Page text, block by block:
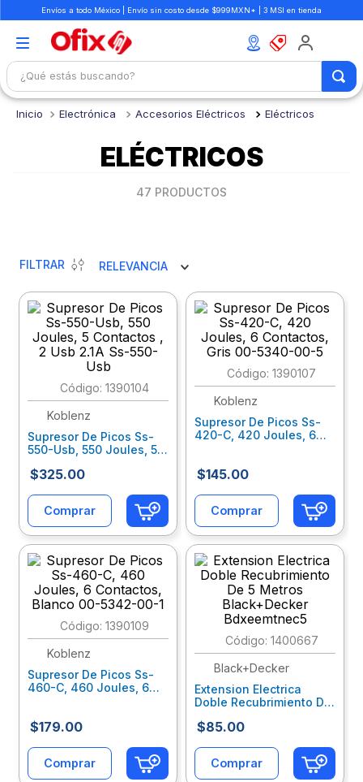
Envíos a todo México | Envío sin costo desde $999MXN* | 3 MSI en tienda
¿Qué estás buscando?
Electrónica Accesorios Eléctricos Eléctricos
ELÉCTRICOS
47 PRODUCTOS
FILTRAR RELEVANCIA
: 1390104
Koblenz
Supresor De Picos Ss-
550-Usb, 550 Joules, 5
Ss-550-Usb
$325.00
Comprar
: 1390107
Koblenz
Supresor De Picos Ss-
420-C, 420 Joules, 6
$145.00
Comprar
: 1390109
Koblenz
Supresor De Picos Ss-
460-C, 460 Joules, 6
$179.00
Comprar
: 1400667
Black+Decker
Extension Electrica
Doble Recubrimiento De
Bdxeemtnec5
$85.00
Comprar
TÉRMINOS MÁS BUSCADOS
boligrafo
7.
escritorio
sacapuntas
escolar
lapiz